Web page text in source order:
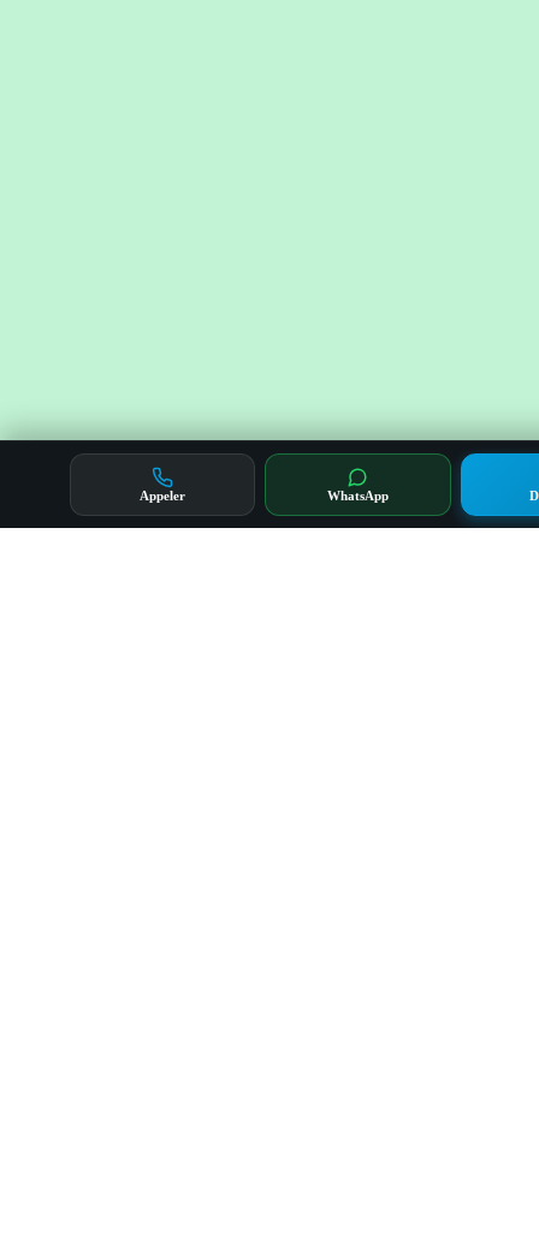
Appeler WhatsApp